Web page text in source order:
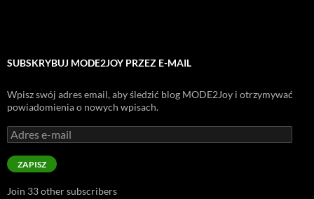
SUBSKRYBUJ MODE2JOY PRZEZ E-MAIL
Wpisz swój adres email, aby śledzić blog MODE2Joy i otrzymywać
powiadomienia o nowych wpisach.
Adres
e-
mail
ZAPISZ
Join 33 other subscribers